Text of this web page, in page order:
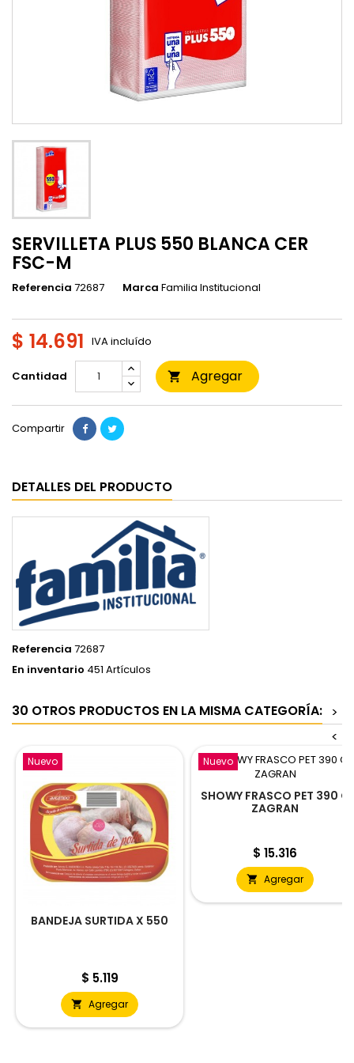
SERVILLETA PLUS 550 BLANCA CER
FSC-M
Referencia 72687 Marca Familia Institucional
$ 14.691 IVA incluído
Cantidad  Agregar
Compartir
DETALLES DEL PRODUCTO
Referencia 72687
En inventario 451 Artículos
30 OTROS PRODUCTOS EN LA MISMA CATEGORÍA: >
<
Nuevo
BANDEJA SURTIDA X 550
Precio
$ 5.119
 Agregar
Nuevo
SHOWY FRASCO PET 390 G
ZAGRAN
Precio
$ 15.316
 Agregar